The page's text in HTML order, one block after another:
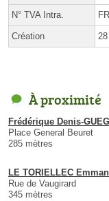
N° TVA Intra.
Création
À proximité
Frédérique Denis-
Place General Beuret
285 mètres
LE TORIELLEC
Rue de Vaugirard
345 mètres